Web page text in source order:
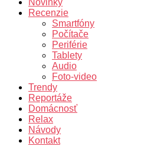
Novinky
Recenzie
Smartfóny
Počítače
Periférie
Tablety
Audio
Foto-video
Trendy
Reportáže
Domácnosť
Relax
Návody
Kontakt